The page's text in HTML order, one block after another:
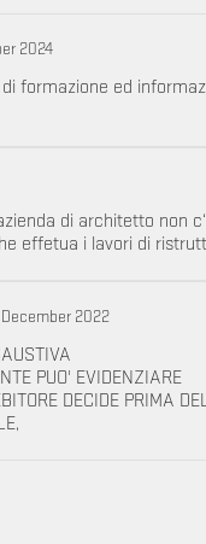
2024
formazione ed
di architetto non
effetua i lavori di
2022
PUO' EVIDENZIARE
DECIDE PRIMA